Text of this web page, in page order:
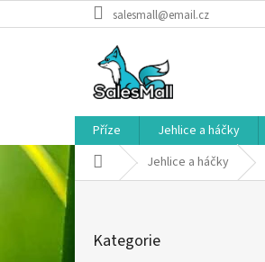
na
salesmall@email.cz
Příze Jehlice a háčky
Domů Jehlice a háčky
kategorie
Kategorie